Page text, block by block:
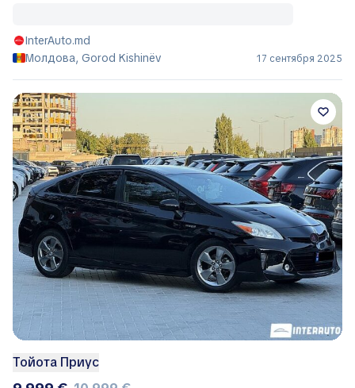
InterAuto.md
Молдова, Gorod Kishinëv
17 сентября 2025
Тойота Приус